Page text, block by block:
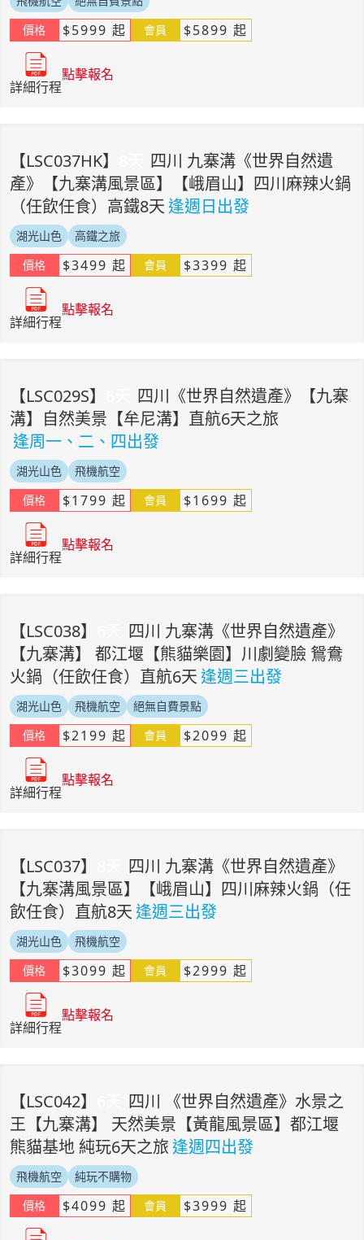
價格
$5999 起 會員 $5899 起
詳細行程
點擊報名
【LSC037HK】
四川 九寨溝《世界自然遺
產》【九寨溝風景區】【峨眉山】四川麻辣火鍋
（任飲任食）高鐵8天逢週日出發
湖光山色
高鐵之旅
價格
$3499 起 會員 $3399 起
詳細行程
點擊報名
【LSC029S】
四川《世界自然遺產》【九寨
溝】自然美景【牟尼溝】直航6天之旅
逢周一、二、四出發
湖光山色
飛機航空
價格
$1799 起 會員 $1699 起
詳細行程
點擊報名
【LSC038】
四川 九寨溝《世界自然遺產》
【九寨溝】 都江堰【熊貓樂園】川劇變臉 鴛鴦
火鍋（任飲任食）直航6天逢週三出發
湖光山色 飛機航空
絕無自費景點
價格
$2199 起 會員 $2099 起
詳細行程
點擊報名
【LSC037】
四川 九寨溝《世界自然遺產》
【九寨溝風景區】【峨眉山】四川麻辣火鍋（任
飲任食）直航8天逢週三出發
湖光山色
飛機航空
價格
$3099 起 會員 $2999 起
詳細行程
點擊報名
【LSC042】
四川 《世界自然遺產》水景之
王【九寨溝】 天然美景【黃龍風景區】都江堰
熊貓基地 純玩6天之旅逢週四出發
飛機航空
純玩不購物
價格
$4099 起 會員 $3999 起